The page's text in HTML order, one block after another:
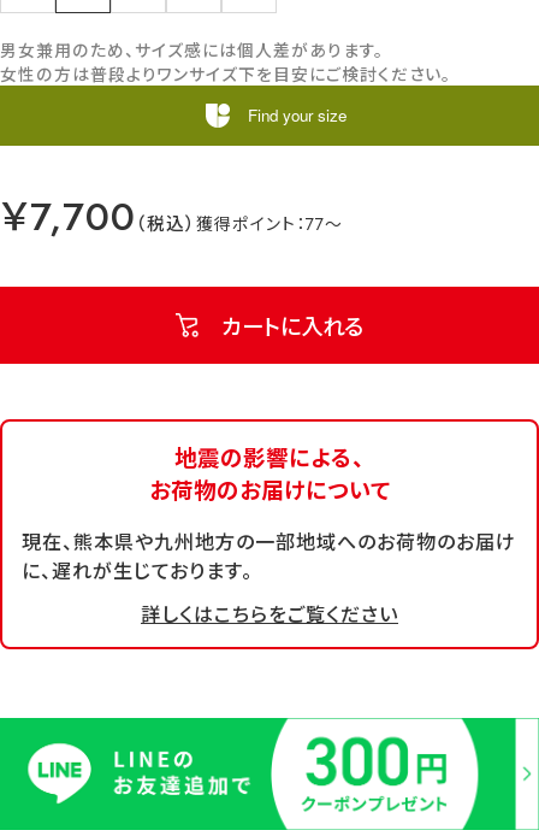
￥7,700 77
カートに入れる
男女兼用のため、サイズ感には個人差があります。
女性の方は普段よりワンサイズ下を目安にご検討ください。
Find your size
地震の影響による、
お荷物のお届けについて
現在、熊本県や九州地方の一部地域へのお荷物のお届け
に、遅れが生じております。
詳しくはこちらをご覧ください